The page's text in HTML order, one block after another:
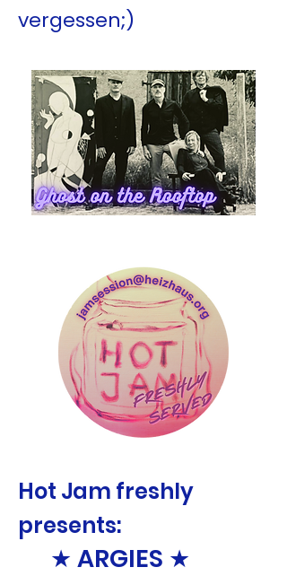
vergessen;)
​Hot Jam freshly
presents:
★ ARGIES ★